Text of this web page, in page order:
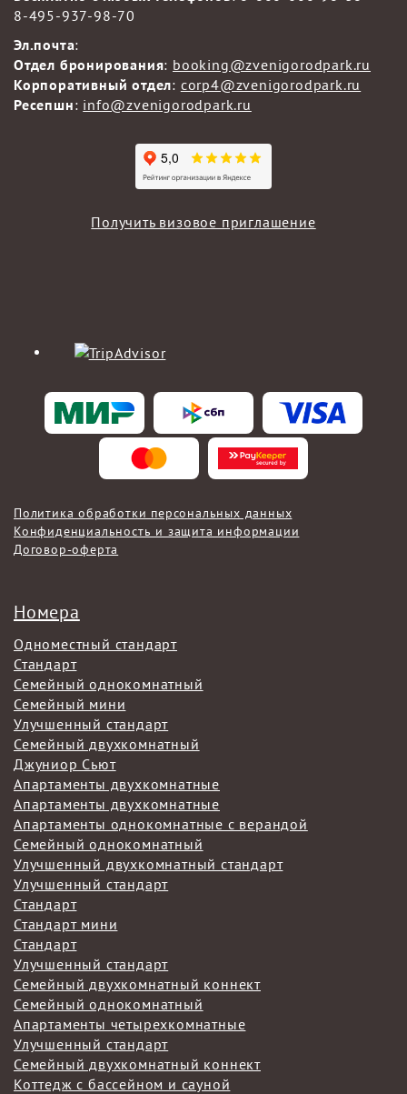
8-495-937-98-70
Эл.почта:
Отдел бронирования: booking@zvenigorodpark.ru
Корпоративный отдел: corp4@zvenigorodpark.ru
Ресепшн: info@zvenigorodpark.ru
Получить визовое приглашение
Политика обработки персональных данных
Конфиденциальность и защита информации
Договор-оферта
Номера
Одноместный стандарт
Стандарт
Семейный однокомнатный
Семейный мини
Улучшенный стандарт
Семейный двухкомнатный
Джуниор Сьют
Апартаменты двухкомнатные
Апартаменты двухкомнатные
Апартаменты однокомнатные с верандой
Семейный однокомнатный
Улучшенный двухкомнатный стандарт
Улучшенный стандарт
Стандарт
Стандарт мини
Стандарт
Улучшенный стандарт
Семейный двухкомнатный коннект
Семейный однокомнатный
Апартаменты четырехкомнатные
Улучшенный стандарт
Семейный двухкомнатный коннект
Коттедж с бассейном и сауной